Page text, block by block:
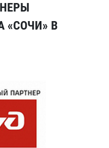
«СОЧИ» В